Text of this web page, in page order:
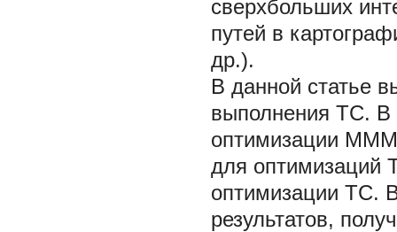
сверхбольших
путей в
др.).
В данной статье
выполнения TC. В
оптимизации
для оптимизаций
оптимизации TC.
результатов,